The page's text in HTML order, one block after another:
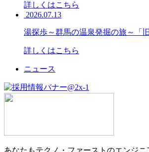
詳しくはこちら
2026.07.13
湯探歩～群馬の温泉発掘の旅～「
詳しくはこちら
ニュース